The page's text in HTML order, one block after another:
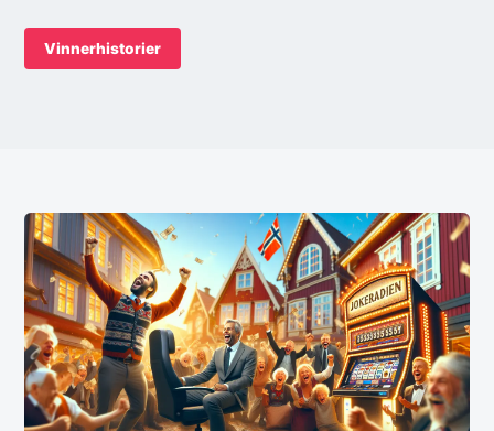
Vinnerhistorier